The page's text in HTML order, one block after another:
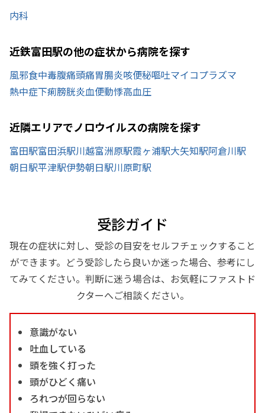
内科
近鉄富田駅の他の症状から病院を探す
風邪食中毒腹痛頭痛胃腸炎咳便秘嘔吐マイコプラズマ
熱中症下痢膀胱炎血便動悸高血圧
近隣エリアでノロウイルスの病院を探す
富田駅富田浜駅川越富洲原駅霞ヶ浦駅大矢知駅阿倉川駅
朝日駅平津駅伊勢朝日駅川原町駅
受診ガイド
現在の症状に対し、受診の目安をセルフチェックすること
ができます。どう受診したら良いか迷った場合、参考にし
てみてください。判断に迷う場合は、お気軽にファストド
クターへご相談ください。
意識がない
吐血している
頭を強く打った
頭がひどく痛い
ろれつが回らない